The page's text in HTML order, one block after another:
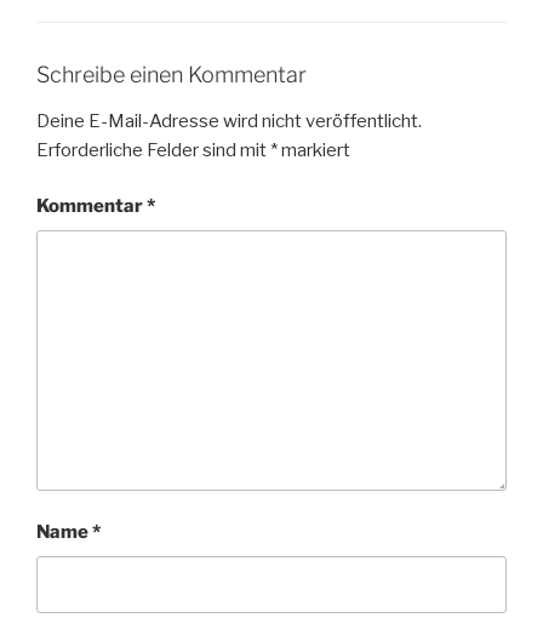
Schreibe einen Kommentar
Deine E-Mail-Adresse wird nicht veröffentlicht.
Erforderliche Felder sind mit *markiert
Kommentar*
Name*